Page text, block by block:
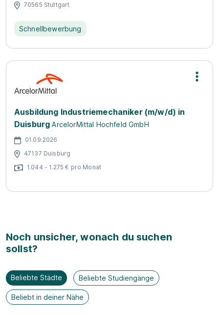
70565 Stuttgart
Schnellbewerbung
Ausbildung Industriemechaniker (m/w/d) in
Duisburg ArcelorMittal Hochfeld GmbH
01.09.2026
47137 Duisburg
1.044 - 1.275 € pro Monat
Noch unsicher, wonach du suchen
sollst?
Beliebte Städte Beliebte Studiengänge
Beliebt in deiner Nähe